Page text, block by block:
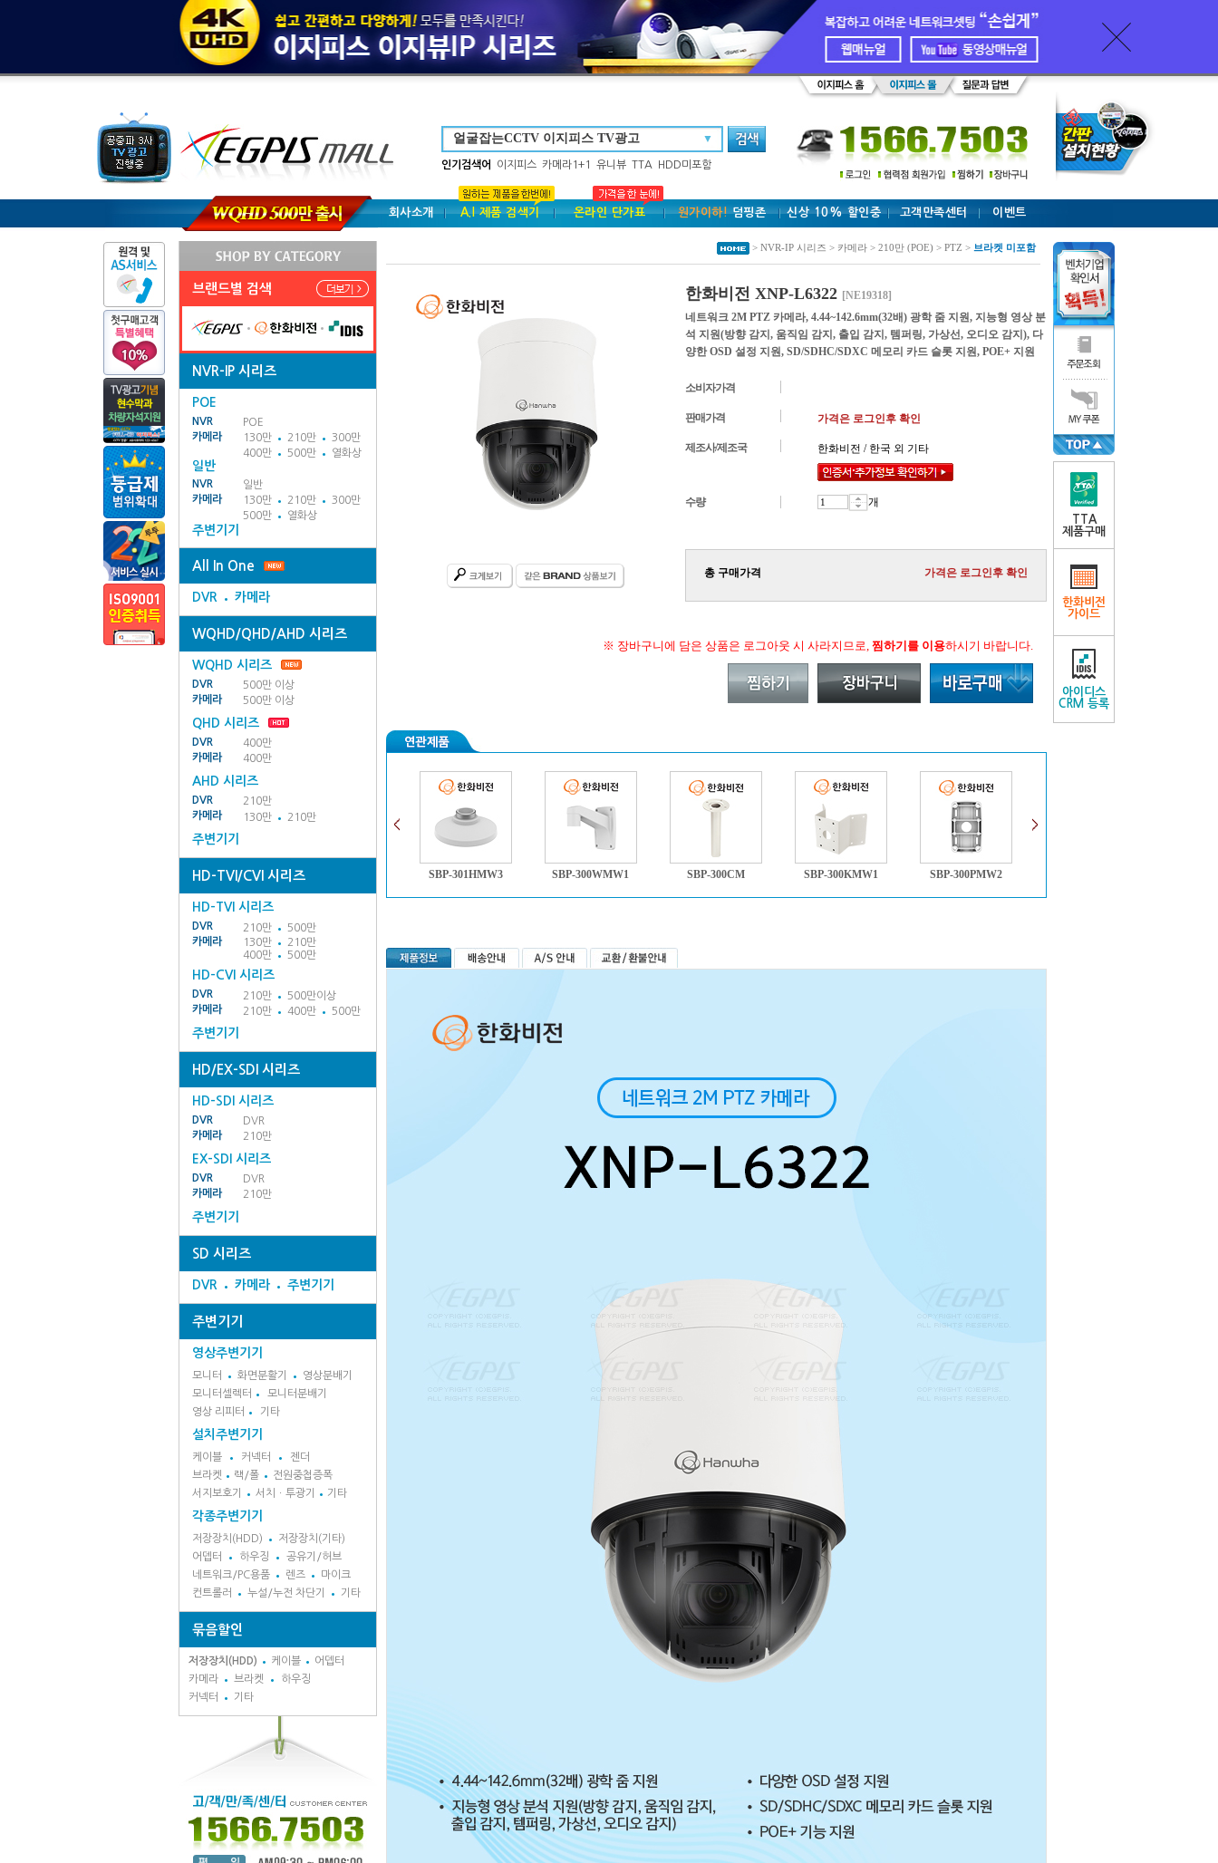
▼
인기검색어 이지피스 카메라1+1 유니뷰 TTA HDD미포함
회사소개 A.I 제품 검색기 온라인 단가표 원가이하!덤핑존 신상 10% 할인중 고객만족센터 이벤트
브랜드별 검색
NVR-IP 시리즈
POE
NVR
POE
카메라
130만 210만
300만
400만
500만 열화상
일반
NVR
일반
카메라
130만 210만
300만
500만
열화상
주변기기
All In One
DVR 카메라
WQHD/QHD/AHD 시리즈
WQHD 시리즈
DVR
500만 이상
카메라
500만 이상
QHD 시리즈
DVR
400만
카메라
400만
AHD 시리즈
DVR
210만
카메라
130만 210만
주변기기
HD-TVI/CVI 시리즈
HD-TVI 시리즈
DVR 210만
500만
카메라
130만
210만
400만
500만
HD-CVI 시리즈
DVR 210만
500만이상
카메라
210만 400만 500만
주변기기
HD/EX-SDI 시리즈
HD-SDI 시리즈
DVR
DVR
카메라
210만
EX-SDI 시리즈
DVR
DVR
카메라
210만
주변기기
SD 시리즈
DVR 카메라 주변기기
주변기기
영상주변기기
모니터 화면분활기
영상분배기
모니터셀렉터
모니터분배기
영상 리피터
기타
설치주변기기
케이블 커넥터
젠더
브라켓
랙/폴
전원중첩증폭
서지보호기
서치ㆍ투광기 기타
각종주변기기
저장장치(HDD)
저장장치(기타)
어뎁터
하우징
공유기/허브
네트워크/PC용품
렌즈
마이크
컨트롤러
누설/누전 차단기 기타
묶음할인
저장장치(HDD) 케이블
어뎁터
카메라
브라켓
하우징
커넥터
기타
> NVR-IP 시리즈 > 카메라 > 210만 (POE) > PTZ > 브라켓 미포함
한화비전 XNP-L6322 [NE19318]
네트워크 2M PTZ 카메라, 4.44~142.6mm(32배) 광학 줌 지원, 지능형 영상 분
석 지원(방향 감지, 움직임 감지, 출입 감지, 템퍼링, 가상선, 오디오 감지), 다
양한 OSD 설정 지원, SD/SDHC/SDXC 메모리 카드 슬롯 지원, POE+ 지원
소비자가격
판매가격 가격은 로그인후 확인
제조사/제조국 한화비전 / 한국 외 기타
수량 개
총 구매가격 가격은 로그인후 확인
※ 장바구니에 담은 상품은 로그아웃 시 사라지므로, 찜하기를 이용하시기 바랍니다.
SBP-301HMW3 SBP-300WMW1 SBP-300CM SBP-300KMW1 SBP-300PMW2
TTA
제품구매
한화비전
가이드
아이디스
CRM 등록